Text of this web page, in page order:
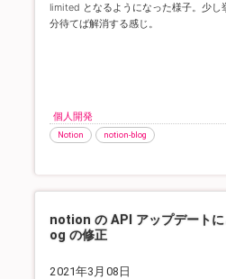
limited となるようになった様子。 少し
分待てば解消する感じ。
個人開発
Notion notion-blog
notion の API アップデート
og の修正
2021年3月08日